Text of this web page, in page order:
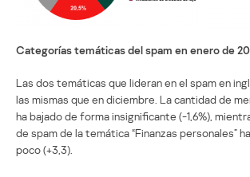
Categorías temáticas del spam en enero de
Las dos temáticas que lideran en el spam en
las mismas que en diciembre. La cantidad de
ha bajado de forma insignificante (-1,6%),
de spam de la temática “Finanzas personales”
poco (+3,3).